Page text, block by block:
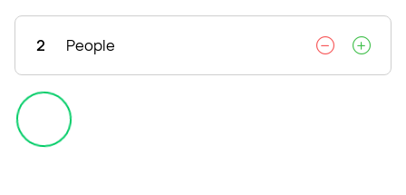
2 People